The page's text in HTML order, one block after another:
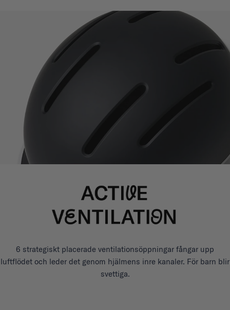
6 strategiskt placerade ventilationsöppningar fångar upp
luftflödet och leder det genom hjälmens inre kanaler. För barn blir
svettiga.